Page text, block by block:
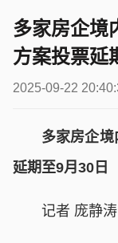
多家房企境
方案投票延
2025-09-22
多家房企境
延期至9月30日
记者 庞静涛